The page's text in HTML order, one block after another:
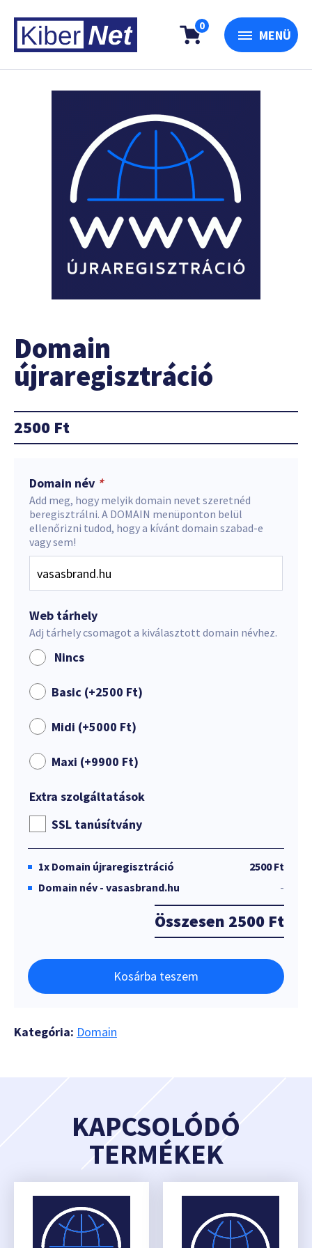
0
MENÜ
Domain
újraregisztráció
2500 Ft
Domain név *
Add meg, hogy melyik domain nevet szeretnéd
beregisztrálni. A DOMAIN menüponton belül
ellenőrizni tudod, hogy a kívánt domain szabad-e
vagy sem!
Web tárhely
Adj tárhely csomagot a kiválasztott domain névhez.
Nincs
Basic (+2500 Ft)
Midi (+5000 Ft)
Maxi (+9900 Ft)
Extra szolgáltatások
SSL tanúsítvány
1x Domain újraregisztráció
2500 Ft
Domain név - vasasbrand.hu
-
Összesen 2500 Ft
Kosárba teszem
Kategória: Domain
KAPCSOLÓDÓ
TERMÉKEK